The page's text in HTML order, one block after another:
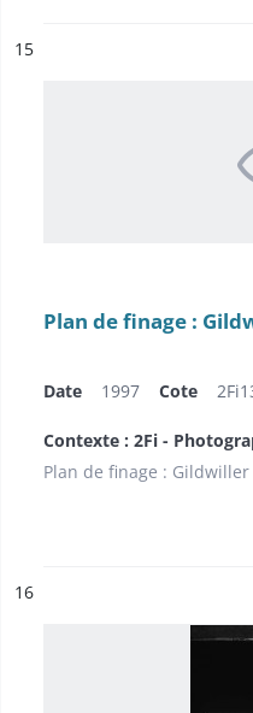
n°
15
Plan de finage :
Date 1997 Cote
Contexte : 2Fi -
Plan de finage : Gildwiller
n°
16